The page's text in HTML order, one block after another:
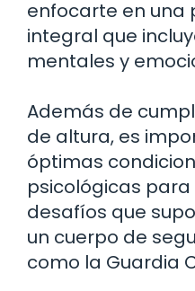
enfocarte en una
integral que
mentales y
Además de
de altura, es
óptimas
psicológicas
desafíos que
un cuerpo de
como la Guardia